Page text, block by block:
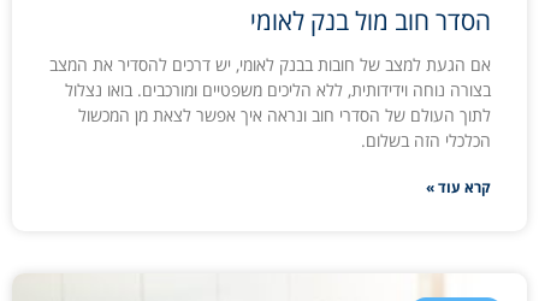
הסדר חוב מול בנק לאומי
אם הגעת למצב של חובות בבנק לאומי, יש דרכים להסדיר את המצב
בצורה נוחה וידידותית, ללא הליכים משפטיים ומורכבים. בואו נצלול
לתוך העולם של הסדרי חוב ונראה איך אפשר לצאת מן המכשול
הכלכלי הזה בשלום.
קרא עוד »